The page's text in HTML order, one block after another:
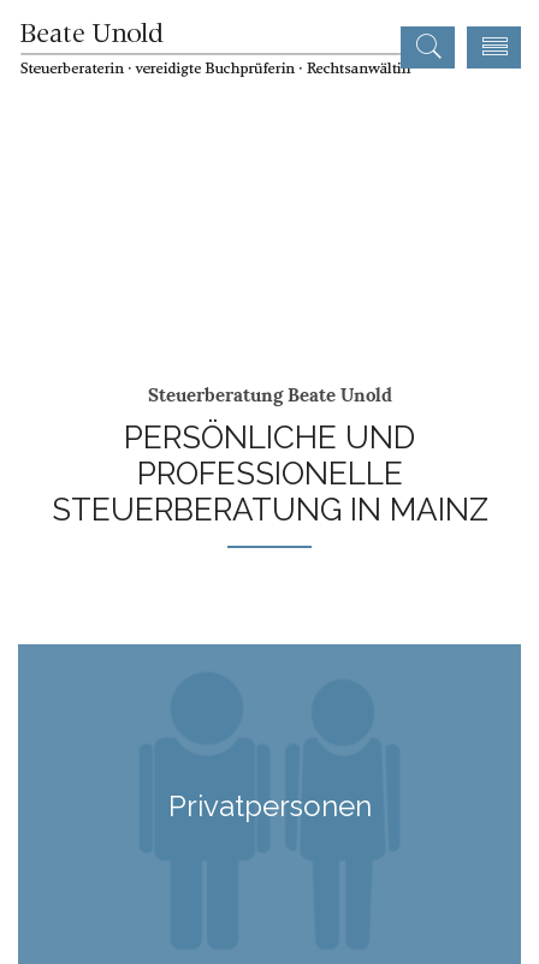
Steuerberatung Beate Unold
PERSÖNLICHE UND
PROFESSIONELLE
STEUERBERATUNG IN MAINZ
Privatpersonen